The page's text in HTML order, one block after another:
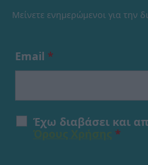
Μείνετε ενημερώμενοι για την
Email *
Έχω διαβάσει και
*